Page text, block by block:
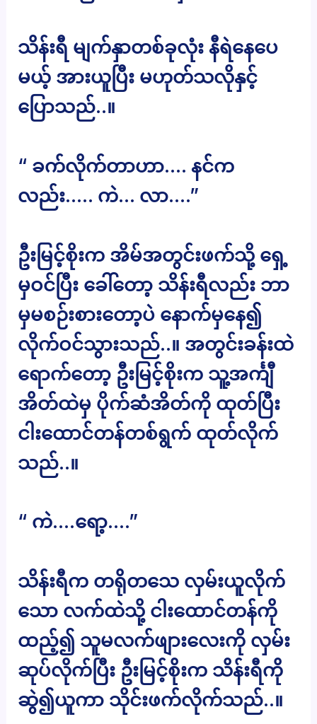
သိန်းရီ မျက်နှာတစ်ခုလုံး နီရဲနေပေ
မယ့် အားယူပြီး မဟုတ်သလိုနှင့်
ပြောသည်..။
“ ခက်လိုက်တာဟာ…. နင်က
လည်း….. ကဲ… လာ….”
ဦးမြင့်စိုးက အိမ်အတွင်းဖက်သို့ ရှေ့
မှဝင်ပြီး ခေါ်တော့ သိန်းရီလည်း ဘာ
မှမစဉ်းစားတော့ပဲ နောက်မှနေ၍
လိုက်ဝင်သွားသည်..။ အတွင်းခန်းထဲ
ရောက်တော့ ဦးမြင့်စိုးက သူ့အင်္ကျီ
အိတ်ထဲမှ ပိုက်ဆံအိတ်ကို ထုတ်ပြီး
ငါးထောင်တန်တစ်ရွက် ထုတ်လိုက်
သည်..။
“ ကဲ….ရော့….”
သိန်းရီက တရိုတသေ လှမ်းယူလိုက်
သော လက်ထဲသို့ ငါးထောင်တန်ကို
ထည့်၍ သူမလက်ဖျားလေးကို လှမ်း
ဆုပ်လိုက်ပြီး ဦးမြင့်စိုးက သိန်းရီကို
ဆွဲ၍ယူကာ သိုင်းဖက်လိုက်သည်..။